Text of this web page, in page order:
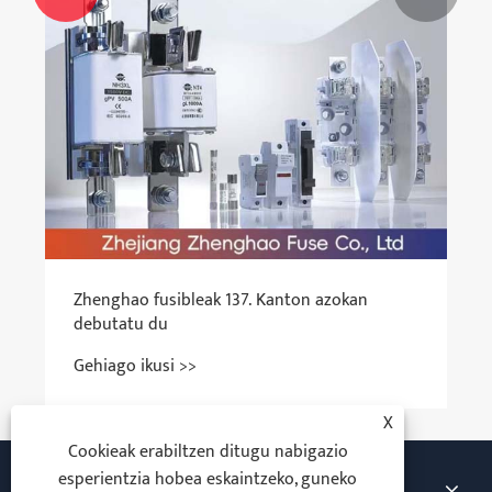
Zhenghao fusibleak 137. Kanton azokan
debutatu du
Gehiago ikusi >>
Guri Buruz
X
Cookieak erabiltzen ditugu nabigazio
esperientzia hobea eskaintzeko, guneko